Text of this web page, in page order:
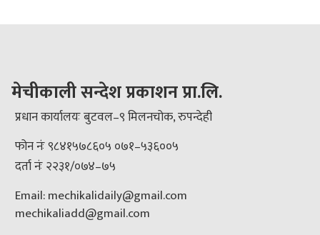
मेचीकाली सन्देश प्रकाशन प्रा.लि.
प्रधान कार्यालयः बुटवल–९ मिलनचोक, रुपन्देही
फोन नंः ९८४१५७८६०५ ०७१–५३६००५
दर्ता नंः २२३१/०७४–७५
Email: mechikalidaily@gmail.com
mechikaliadd@gmail.com